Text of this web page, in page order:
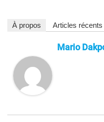
À propos Articles récents
Mario